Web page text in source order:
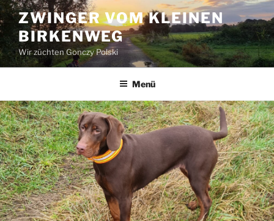
Zum
Inhalt
springen
ZWINGER VOM KLEINEN
BIRKENWEG
Wir züchten Gonczy Polski
Menü